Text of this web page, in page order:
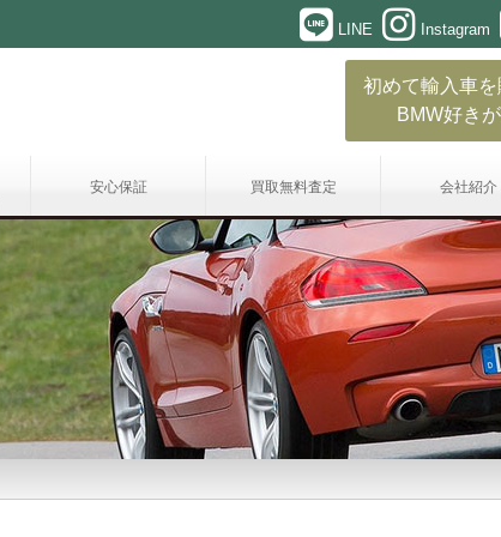
LINE Instagram
初めて輸入車
BMW好き
安心保証 買取無料査定 会社紹介